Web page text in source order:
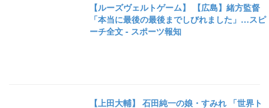
【ルーズヴェルトゲーム】 【広島】緒方監督
「本当に最後の最後までしびれました」…スピ
ーチ全文 - スポーツ報知
【上田大輔】 石田純一の娘・すみれ 「世界ト